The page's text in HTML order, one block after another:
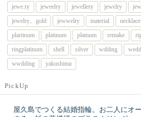
jewe.ry
jeweelry jewellery jewelry
jewelry、gold
jewwelry material necklace
plartinum
platinum platnum remake rig
ringplatinum
shell silver wdding
wwdding
yakushima
PickUp
屋久島でつくる結婚指輪。お二人にオ